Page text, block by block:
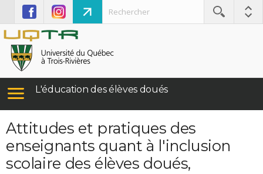
L'éducation des élèves doués
Attitudes et pratiques des
enseignants quant à l'inclusion
scolaire des élèves doués,